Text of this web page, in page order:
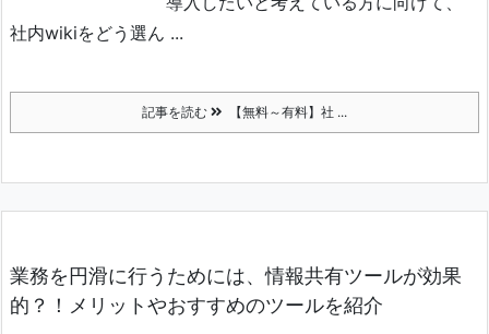
社内wikiをどう選ん ...
記事を読む 【無料～有料】社 ...
業務を円滑に行うためには、情報共有ツールが効果
的？！メリットやおすすめのツールを紹介